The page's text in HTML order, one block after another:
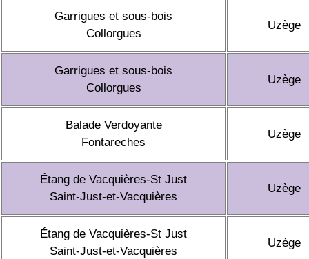
Garrigues et sous-bois
Collorgues
Uzège
Garrigues et sous-bois
Collorgues
Uzège
Balade Verdoyante
Fontareches
Uzège
Étang de Vacquières-St Just
Saint-Just-et-Vacquières
Uzège
Étang de Vacquières-St Just
Saint-Just-et-Vacquières
Uzège